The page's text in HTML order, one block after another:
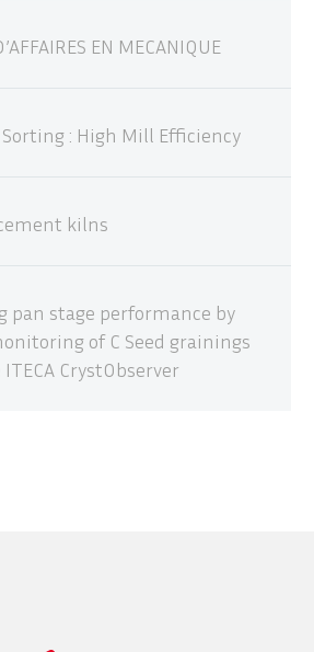
EN MECANIQUE
Sorting : High Mill Efficiency
kilns
pan stage performance by
of C Seed grainings
CrystObserver